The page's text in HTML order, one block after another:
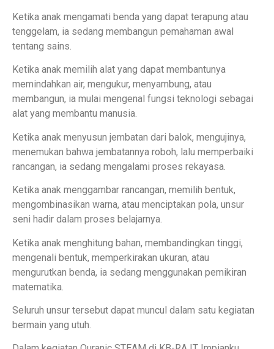
Ketika anak mengamati benda yang dapat terapung atau
tenggelam, ia sedang membangun pemahaman awal
tentang sains.
Ketika anak memilih alat yang dapat membantunya
memindahkan air, mengukur, menyambung, atau
membangun, ia mulai mengenal fungsi teknologi sebagai
alat yang membantu manusia.
Ketika anak menyusun jembatan dari balok, mengujinya,
menemukan bahwa jembatannya roboh, lalu memperbaiki
rancangan, ia sedang mengalami proses rekayasa.
Ketika anak menggambar rancangan, memilih bentuk,
mengombinasikan warna, atau menciptakan pola, unsur
seni hadir dalam proses belajarnya.
Ketika anak menghitung bahan, membandingkan tinggi,
mengenali bentuk, memperkirakan ukuran, atau
mengurutkan benda, ia sedang menggunakan pemikiran
matematika.
Seluruh unsur tersebut dapat muncul dalam satu kegiatan
bermain yang utuh.